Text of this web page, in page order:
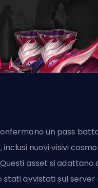
un pass
inclusi nuovi visivi
asset si adattano
stati avvistati sul